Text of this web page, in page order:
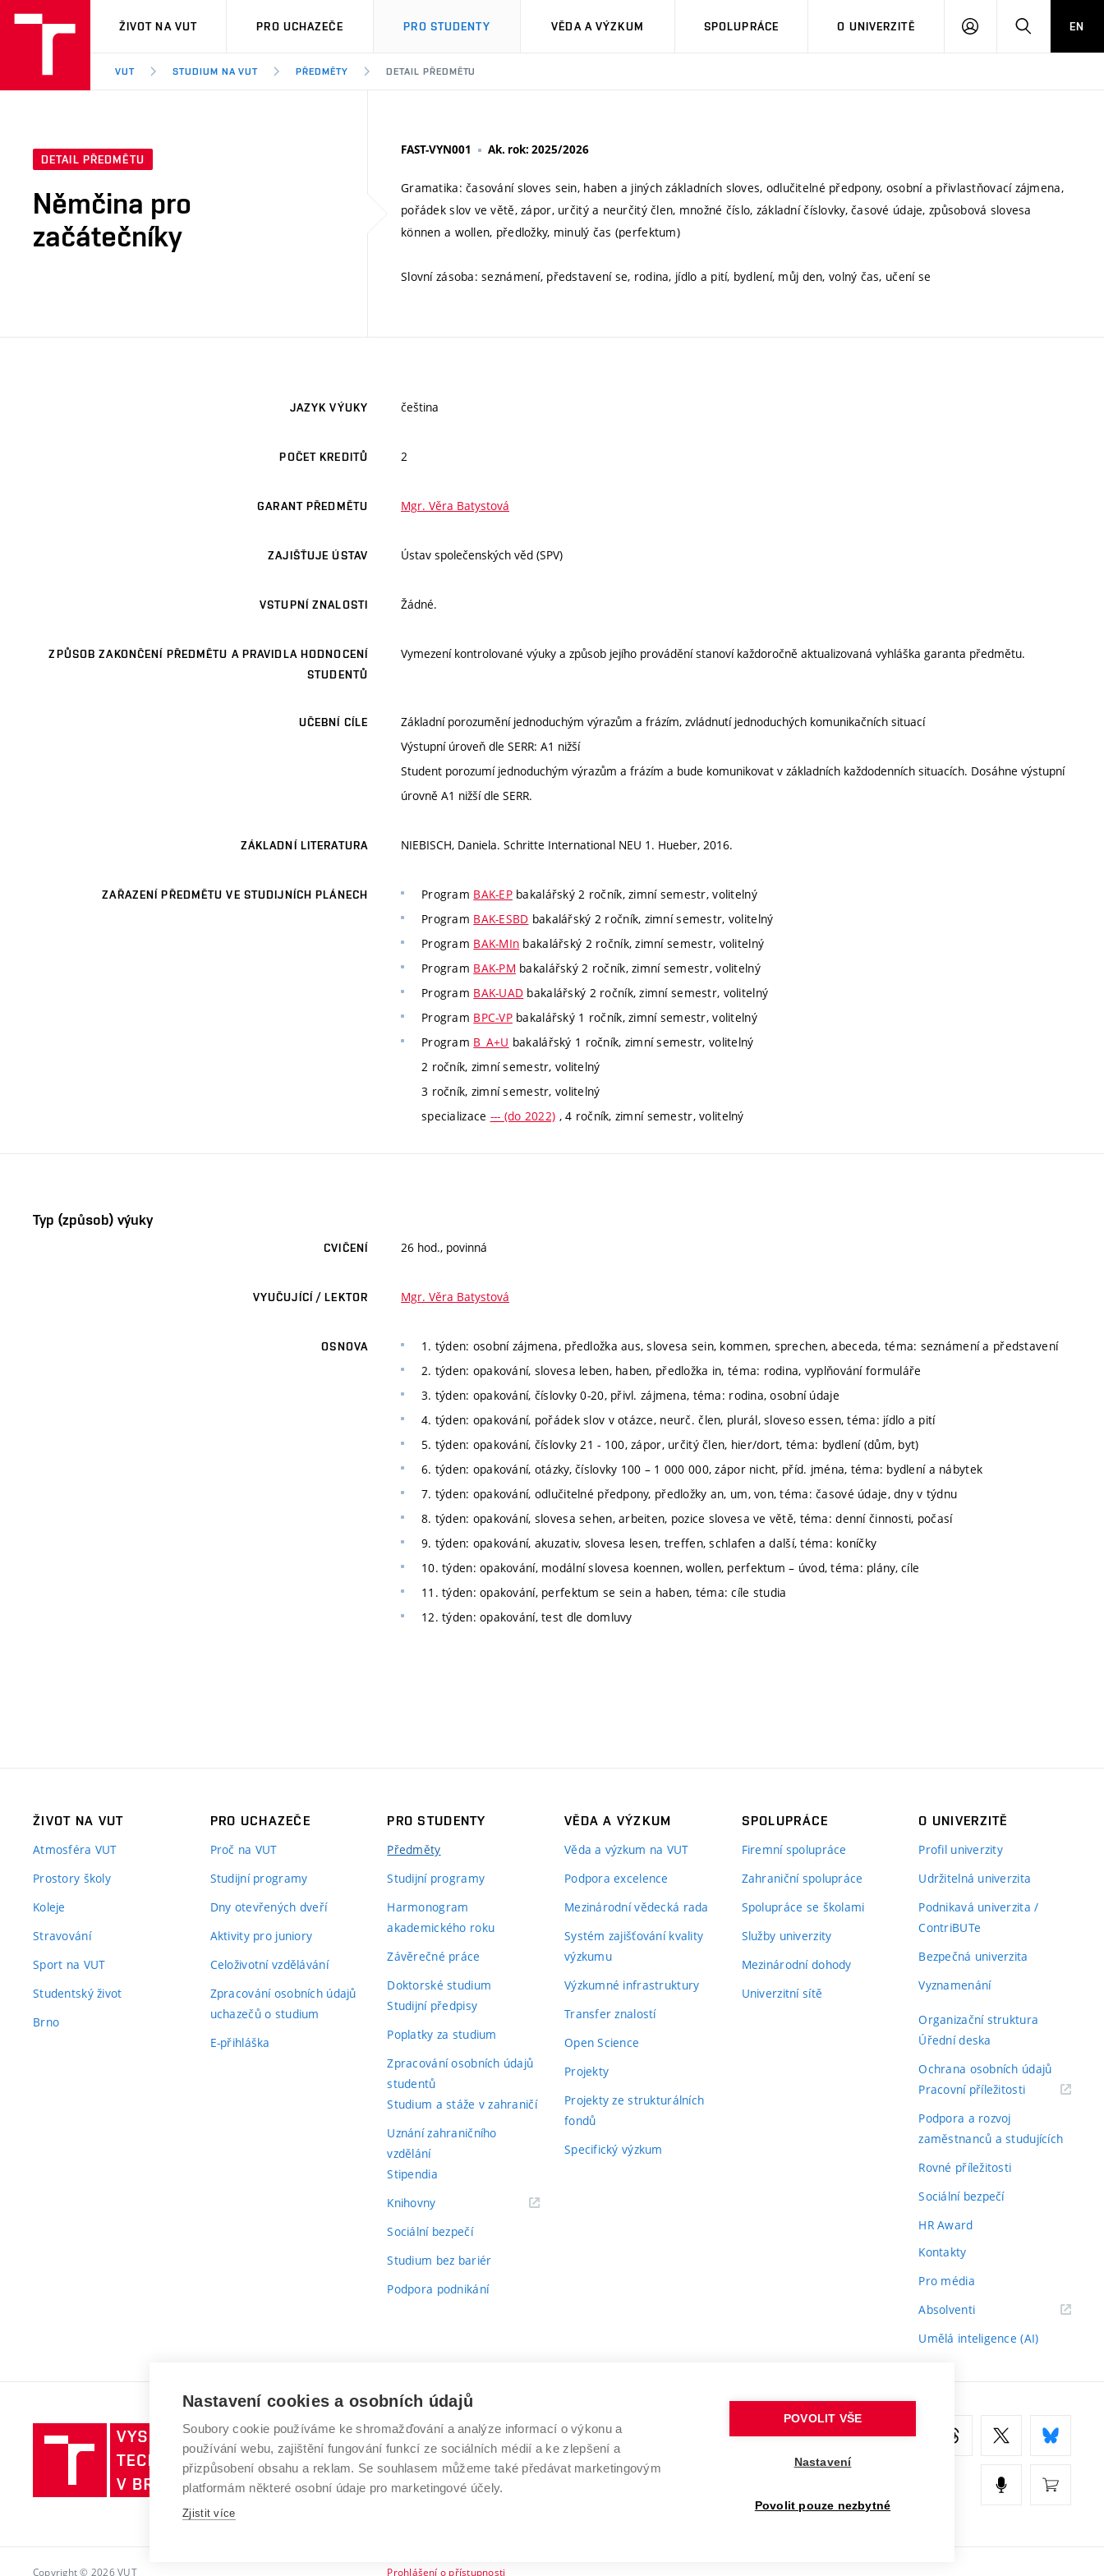
VUT
ŽIVOT NA VUT PRO UCHAZEČE PRO STUDENTY VĚDA A VÝZKUM SPOLUPRÁCE O UNIVERZITĚ
PŘIHLÁSIT HLEDATEN
VUT STUDIUM NA VUT PŘEDMĚTY DETAIL PŘEDMĚTU
DETAIL PŘEDMĚTU
Němčina pro
začátečníky
FAST-VYN001 Ak. rok: 2025/2026
Gramatika: časování sloves sein, haben a jiných základních sloves, odlučitelné předpony, osobní a přivlastňovací zájmena,
pořádek slov ve větě, zápor, určitý a neurčitý člen, množné číslo, základní číslovky, časové údaje, způsobová slovesa
können a wollen, předložky, minulý čas (perfektum)
Slovní zásoba: seznámení, představení se, rodina, jídlo a pití, bydlení, můj den, volný čas, učení se
JAZYK VÝUKY čeština
POČET KREDITŮ 2
GARANT PŘEDMĚTU Mgr. Věra Batystová
ZAJIŠŤUJE ÚSTAV Ústav společenských věd (SPV)
VSTUPNÍ ZNALOSTI Žádné.
ZPŮSOB ZAKONČENÍ PŘEDMĚTU A PRAVIDLA HODNOCENÍ
STUDENTŮ
Vymezení kontrolované výuky a způsob jejího provádění stanoví každoročně aktualizovaná vyhláška garanta předmětu.
UČEBNÍ CÍLE
Základní porozumění jednoduchým výrazům a frázím, zvládnutí jednoduchých komunikačních situací
Výstupní úroveň dle SERR: A1 nižší
Student porozumí jednoduchým výrazům a frázím a bude komunikovat v základních každodenních situacích. Dosáhne výstupní
úrovně A1 nižší dle SERR.
ZÁKLADNÍ LITERATURA NIEBISCH, Daniela. Schritte International NEU 1. Hueber, 2016.
ZAŘAZENÍ PŘEDMĚTU VE STUDIJNÍCH PLÁNECH Program BAK-EPbakalářský 2 ročník, zimní semestr, volitelný
Program BAK-ESBD bakalářský 2 ročník, zimní semestr, volitelný
Program BAK-MIn bakalářský 2 ročník, zimní semestr, volitelný
Program BAK-PM bakalářský 2 ročník, zimní semestr, volitelný
Program BAK-UAD bakalářský 2 ročník, zimní semestr, volitelný
Program BPC-VPbakalářský 1 ročník, zimní semestr, volitelný
Program B_A+U bakalářský 1 ročník, zimní semestr, volitelný
2 ročník, zimní semestr, volitelný
3 ročník, zimní semestr, volitelný
specializace --- (do 2022) , 4 ročník, zimní semestr, volitelný
Typ (způsob) výuky
CVIČENÍ 26 hod., povinná
VYUČUJÍCÍ / LEKTOR Mgr. Věra Batystová
OSNOVA
1. týden: osobní zájmena, předložka aus, slovesa sein, kommen, sprechen, abeceda, téma: seznámení a představení
2. týden: opakování, slovesa leben, haben, předložka in, téma: rodina, vyplňování formuláře
3. týden: opakování, číslovky 0-20, přivl. zájmena, téma: rodina, osobní údaje
4. týden: opakování, pořádek slov v otázce, neurč. člen, plurál, sloveso essen, téma: jídlo a pití
5. týden: opakování, číslovky 21 - 100, zápor, určitý člen, hier/dort, téma: bydlení (dům, byt)
6. týden: opakování, otázky, číslovky 100 – 1 000 000, zápor nicht, příd. jména, téma: bydlení a nábytek
7. týden: opakování, odlučitelné předpony, předložky an, um, von, téma: časové údaje, dny v týdnu
8. týden: opakování, slovesa sehen, arbeiten, pozice slovesa ve větě, téma: denní činnosti, počasí
9. týden: opakování, akuzativ, slovesa lesen, treffen, schlafen a další, téma: koníčky
10. týden: opakování, modální slovesa koennen, wollen, perfektum – úvod, téma: plány, cíle
11. týden: opakování, perfektum se sein a haben, téma: cíle studia
12. týden: opakování, test dle domluvy
ŽIVOT NA VUT
Atmosféra VUT
Prostory školy
Koleje
Stravování
Sport na VUT
Studentský život
Brno
PRO UCHAZEČE
Proč na VUT
Studijní programy
Dny otevřených dveří
Aktivity pro juniory
Celoživotní vzdělávání
Zpracování osobních údajů
uchazečů o studium
E-přihláška
PRO STUDENTY
Předměty
Studijní programy
Harmonogram
akademického roku
Závěrečné práce
Doktorské studium
Studijní předpisy
Poplatky za studium
Zpracování osobních údajů
studentů
Studium a stáže v zahraničí
Uznání zahraničního
vzdělání
Stipendia
Knihovny(externí
Sociální bezpečí
Studium bez bariér
Podpora podnikání
VĚDA A VÝZKUM
Věda a výzkum na VUT
Podpora excelence
Mezinárodní vědecká rada
Systém zajišťování kvality
výzkumu
Výzkumné infrastruktury
Transfer znalostí
Open Science
Projekty
Projekty ze strukturálních
fondů
Specifický výzkum
SPOLUPRÁCE
Firemní spolupráce
Zahraniční spolupráce
Spolupráce se školami
Služby univerzity
Mezinárodní dohody
Univerzitní sítě
O UNIVERZITĚ
Profil univerzity
Udržitelná univerzita
Podnikavá univerzita /
ContriBUTe
Bezpečná univerzita
Vyznamenání
Organizační struktura
Úřední deska
Ochrana osobních údajů
Pracovní příležitosti(externí
Podpora a rozvoj
zaměstnanců a studujících
Rovné příležitosti
Sociální bezpečí
HR Award
Kontakty
Pro média
Absolventi(externí
Umělá inteligence (AI)
Vysoké
učení
technické
v
VYSOKÉ UČENÍ TECHNICKÉ V BRNĚ
Antonínská 548/1
602 00 Brno
www.vut.cz
Copyright © 2026 VUT Prohlášení o přístupnosti
Nastavení cookies a osobních údajů
Soubory cookie používáme ke shromažďování a analýze informací o výkonu a
používání webu, zajištění fungování funkcí ze sociálních médií a ke zlepšení a
přizpůsobení obsahu a reklam. Se souhlasem můžeme také předávat marketingovým
platformám některé osobní údaje pro marketingové účely.
Zjistit více
POVOLIT VŠE
Nastavení
Povolit pouze nezbytné